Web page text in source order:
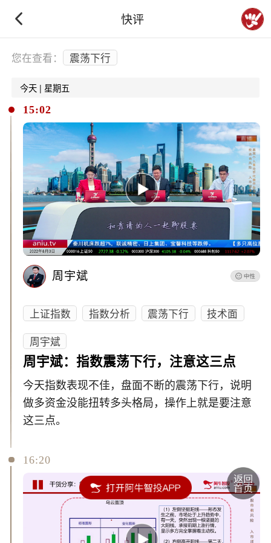
快评
下拉刷新
您在查看： 震荡下行
今天 | 星期五
15:02
周宇斌
上证指数 指数分析 震荡下行
技术面
周宇斌
周宇斌：指数震荡下行，注意这三点
今天指数表现不佳，盘面不断的震荡下行，说明
做多资金没能扭转多头格局，操作上就是要注意
这三点。
16:20